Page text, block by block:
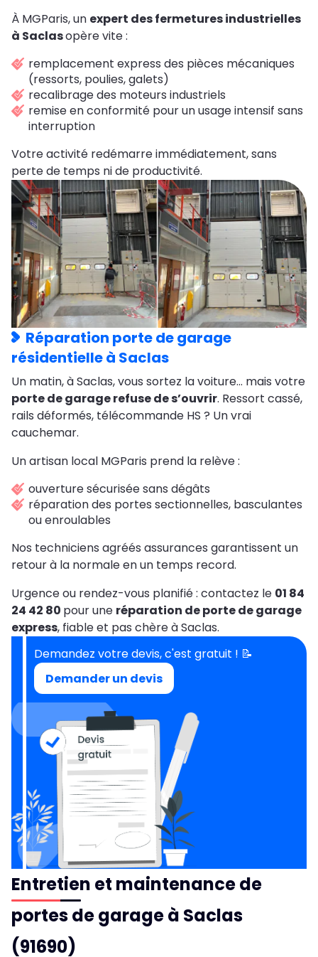
À MGParis, un expert des fermetures industrielles
à Saclasopère vite :
remplacement express des pièces mécaniques
(ressorts, poulies, galets)
recalibrage des moteurs industriels
remise en conformité pour un usage intensif sans
interruption
Votre activité redémarre immédiatement, sans
perte de temps ni de productivité.
Réparation porte de garage
résidentielle à Saclas
Un matin, à Saclas, vous sortez la voiture… mais votre
porte de garage refuse de s’ouvrir. Ressort cassé,
rails déformés, télécommande HS ? Un vrai
cauchemar.
Un artisan local MGParis prend la relève :
ouverture sécurisée sans dégâts
réparation des portes sectionnelles, basculantes
ou enroulables
Nos techniciens agréés assurances garantissent un
retour à la normale en un temps record.
Urgence ou rendez-vous planifié : contactez le 01 84
24 42 80 pour une réparation de porte de garage
express, fiable et pas chère à Saclas.
Demandez votre devis, c'est gratuit ! 📝
Demander un devis
Entretien et maintenance de
portes de garage à Saclas
(91690)